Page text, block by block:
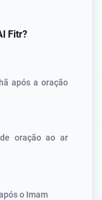
Fitr?
após a oração
oração ao ar
o Imam